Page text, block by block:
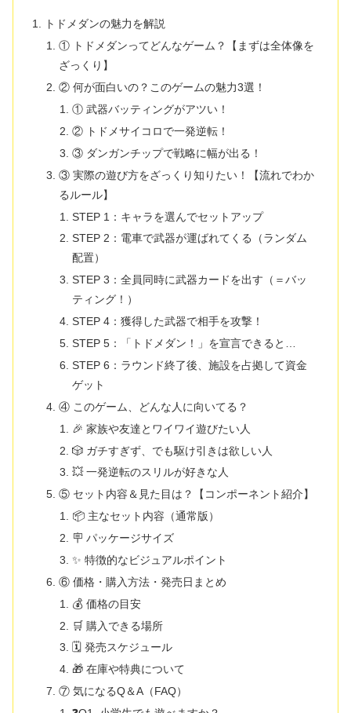
トドメダンの魅力を解説
① トドメダンってどんなゲーム？【まずは全体像を
ざっくり】
② 何が面白いの？このゲームの魅力3選！
① 武器バッティングがアツい！
② トドメサイコロで一発逆転！
③ ダンガンチップで戦略に幅が出る！
③ 実際の遊び方をざっくり知りたい！【流れでわか
るルール】
STEP 1：キャラを選んでセットアップ
STEP 2：電車で武器が運ばれてくる（ランダム
配置）
STEP 3：全員同時に武器カードを出す（＝バッ
ティング！）
STEP 4：獲得した武器で相手を攻撃！
STEP 5：「トドメダン！」を宣言できると…
STEP 6：ラウンド終了後、施設を占拠して資金
ゲット
④ このゲーム、どんな人に向いてる？
🎉 家族や友達とワイワイ遊びたい人
🎲 ガチすぎず、でも駆け引きは欲しい人
💥 一発逆転のスリルが好きな人
⑤ セット内容＆見た目は？【コンポーネント紹介】
📦 主なセット内容（通常版）
🪧 パッケージサイズ
✨ 特徴的なビジュアルポイント
⑥ 価格・購入方法・発売日まとめ
💰 価格の目安
🛒 購入できる場所
🗓 発売スケジュール
🎁 在庫や特典について
⑦ 気になるQ＆A（FAQ）